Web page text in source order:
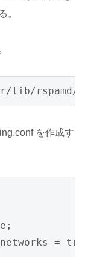
。
lib/rspamd/
を作成す
=